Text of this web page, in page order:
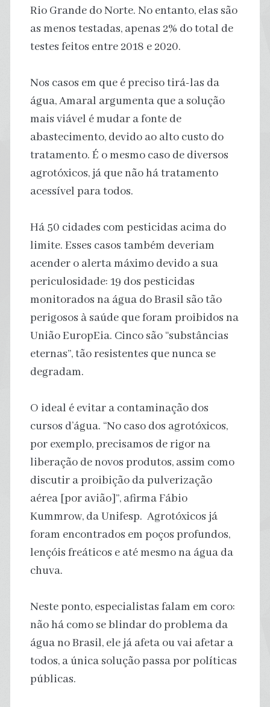
Rio Grande do Norte. No entanto, elas são
as menos testadas, apenas 2% do total de
testes feitos entre 2018 e 2020.
Nos casos em que é preciso tirá-las da
água, Amaral argumenta que a solução
mais viável é mudar a fonte de
abastecimento, devido ao alto custo do
tratamento. É o mesmo caso de diversos
agrotóxicos, já que não há tratamento
acessível para todos.
Há 50 cidades com pesticidas acima do
limite. Esses casos também deveriam
acender o alerta máximo devido a sua
periculosidade: 19 dos pesticidas
monitorados na água do Brasil são tão
perigosos à saúde que foram proibidos na
União EuropEia. Cinco são “substâncias
eternas”, tão resistentes que nunca se
degradam.
O ideal é evitar a contaminação dos
cursos d’água. “No caso dos agrotóxicos,
por exemplo, precisamos de rigor na
liberação de novos produtos, assim como
discutir a proibição da pulverização
aérea [por avião]”, afirma Fábio
Kummrow, da Unifesp. Agrotóxicos já
foram encontrados em poços profundos,
lençóis freáticos e até mesmo na água da
chuva.
Neste ponto, especialistas falam em coro:
não há como se blindar do problema da
água no Brasil, ele já afeta ou vai afetar a
todos, a única solução passa por políticas
públicas.